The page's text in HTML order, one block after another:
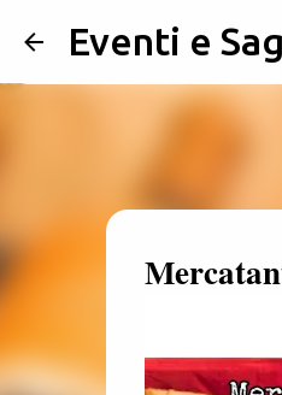
Eventi e